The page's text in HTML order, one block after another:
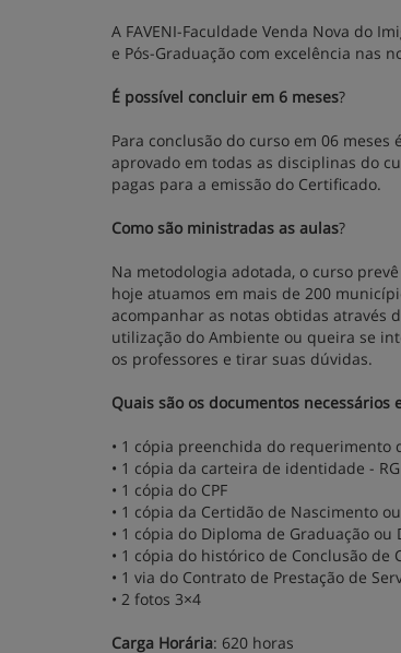
A FAVENI-Faculdade Venda Nova do
e Pós-Graduação com excelência nas
É possível concluir em 6 meses?
Para conclusão do curso em 06
aprovado em todas as disciplinas do
pagas para a emissão do Certificado.
Como são ministradas as aulas?
Na metodologia adotada, o curso
hoje atuamos em mais de 200
acompanhar as notas obtidas através
utilização do Ambiente ou queira se
os professores e tirar suas dúvidas.
Quais são os documentos necessários
• 1 cópia preenchida do requerimento
• 1 cópia da carteira de identidade -
• 1 cópia do CPF
• 1 cópia da Certidão de Nascimento
• 1 cópia do Diploma de Graduação
• 1 cópia do histórico de Conclusão de
• 1 via do Contrato de Prestação de
• 2 fotos 3×4
Carga Horária: 620 horas